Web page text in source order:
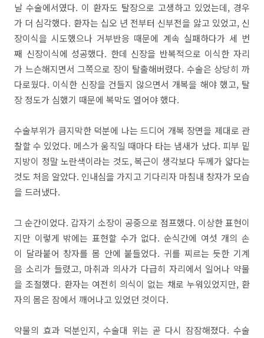
날 수술에서였다. 이 환자도 탈장으로 고생하고 있었는데, 경우
가 더 심각했다. 환자는 십오 년 전부터 신부전을 앓고 있었고, 신
장이식을 시도했으나 거부반응 때문에 계속 실패하다가 세 번
째 신장이식에 성공했다. 한데 신장을 반복적으로 이식한 자리
가 느슨해지면서 그쪽으로 장이 탈출해버렸다. 수술은 상당히 까
다로웠다. 이식한 신장을 건들지 않으면서 개복을 해야 했고, 탈
장 정도가 심했기 때문에 복막도 열어야 했다.
수술부위가 큼지막한 덕분에 나는 드디어 개복 장면을 제대로 관
찰할 수 있었다. 메스가 움직일 때마다 타는 냄새가 났다. 피부 밑
지방이 정말 노란색이라는 것도, 복근이 생각보다 두께가 얇다는
것도 처음 알았다. 인내심을 가지고 기다리자 마침내 창자가 모습
을 드러냈다.
그 순간이었다. 갑자기 소장이 공중으로 점프했다. 이상한 표현이
지만 이렇게 밖에는 표현할 수가 없다. 순식간에 여섯 개의 손
이 달라붙어 창자를 몸 안에 붙들었다. 귀를 찌르는 듯한 기계
음 소리가 들렸고, 마취과 의사가 다급히 자리에서 일어나 약물
을 조절했다. 환자는 여전히 의식이 없는 채로 누워있었지만, 환
자의 몸은 잠에서 깨어나고 있었던 것이다.
약물의 효과 덕분인지, 수술대 위는 곧 다시 잠잠해졌다. 수술